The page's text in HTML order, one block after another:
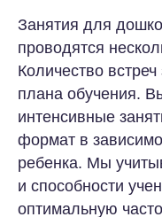
Занятия для
проводятся
Количество
плана обучения.
интенсивные
формат в
ребенка. Мы
и способности
оптимальную